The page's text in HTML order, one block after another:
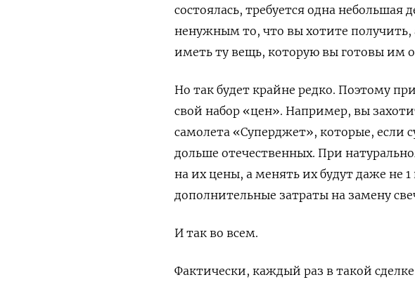
состоялась, требуется одна
ненужным то, что вы хотите
иметь ту вещь, которую вы готовы им
Но так будет крайне редко. Поэтому
свой набор «цен». Например, вы
самолета «Суперджет», которые, если
дольше отечественных. При
на их цены, а менять их будут даже не 1
дополнительные затраты на замену
И так во всем.
Фактически, каждый раз в такой